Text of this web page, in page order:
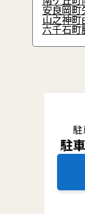
安良岡町
山之神町
六千石町
駐